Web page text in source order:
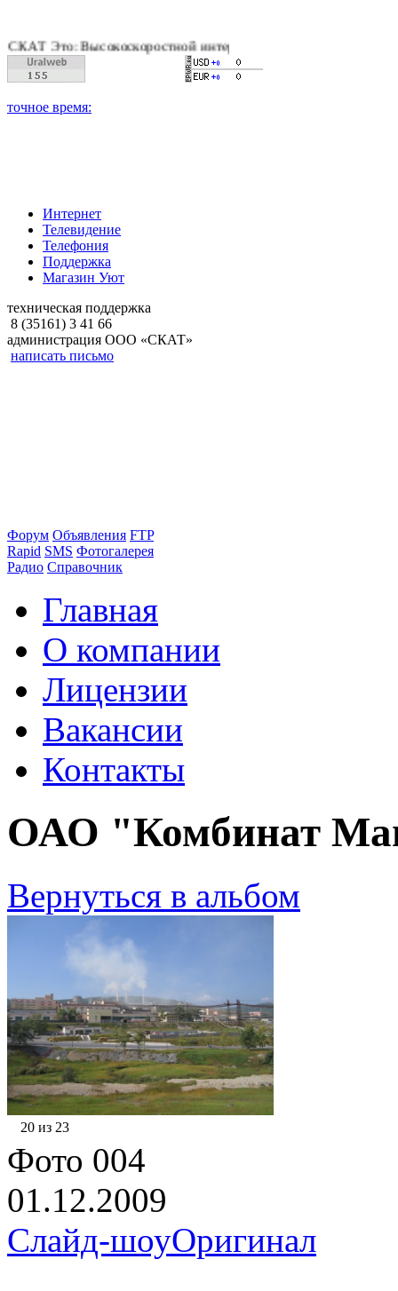
Высокоскоростной интернет, качественное цифровое и
Интернет
Телевидение
Телефония
Поддержка
Магазин Уют
техническая поддержка
8 (35161) 3 41 66
администрация ООО «СКАТ»
написать письмо
Форум Объявления FTP
Rapid SMS Фотогалерея
Радио Справочник
Главная
О компании
Лицензии
Вакансии
Контакты
ОАО "Комбинат
Вернуться в альбом
20 из 23
Фото 004
01.12.2009
Слайд-шоуОригинал